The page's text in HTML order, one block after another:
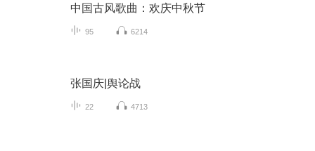
中国古风歌曲：欢庆中秋节
95 6214
张国庆|舆论战
22 4713